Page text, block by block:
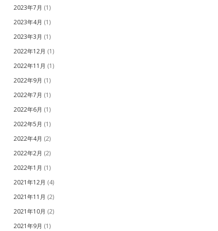
2023年7月 (1)
2023年4月 (1)
2023年3月 (1)
2022年12月 (1)
2022年11月 (1)
2022年9月 (1)
2022年7月 (1)
2022年6月 (1)
2022年5月 (1)
2022年4月 (2)
2022年2月 (2)
2022年1月 (1)
2021年12月 (4)
2021年11月 (2)
2021年10月 (2)
2021年9月 (1)